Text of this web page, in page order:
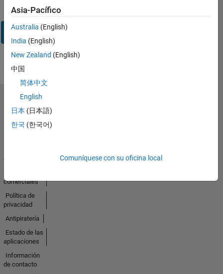
contraseña?
Iniciar
sesión
Asia-Pacífico
Australia (English)
India (English)
New Zealand (English)
中国
简体中文
English
日本 (日本語)
한국 (한국어)
Comuníquese con su oficina local
Seleccione un país/idioma
América
Latina
confianza
comerciales
Política de
privacidad
Antipiratería
Estado de las
aplicaciones
Información
de contacto